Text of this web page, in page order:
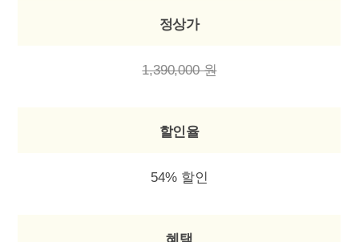
정상가
1,390,000 원
할인율
54% 할인